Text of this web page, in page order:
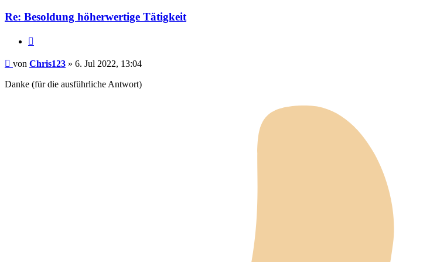
Re: Besoldung höherwertige Tätigkeit
Beitrag
von Chris123 » 6. Jul 2022, 13:04
Danke (für die ausführliche Antwort)